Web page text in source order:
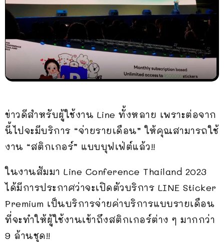
ข่าวดีสำหรับผู้ใช้งาน Line ทั้งหลาย เพราะต่อจาก
นี้ไปจะมีบริการ “จ่ายรายเดือน” ให้คุณสามารถใช้
งาน “สติกเกอร์” แบบบุฟเฟ่ต์แล้ว!!
ในงานสัมมา Line Conference Thailand 2023
ได้มีการประกาศว่าจะเปิดตัวบริการ LINE Sticker
Premium เป็นบริการจ่ายค่าบริการแบบรายเดือน
ที่จะทำให้ผู้ใช้งานเข้าถึงสติกเกอร์ต่าง ๆ มากกว่า
9 ล้านชุด!!